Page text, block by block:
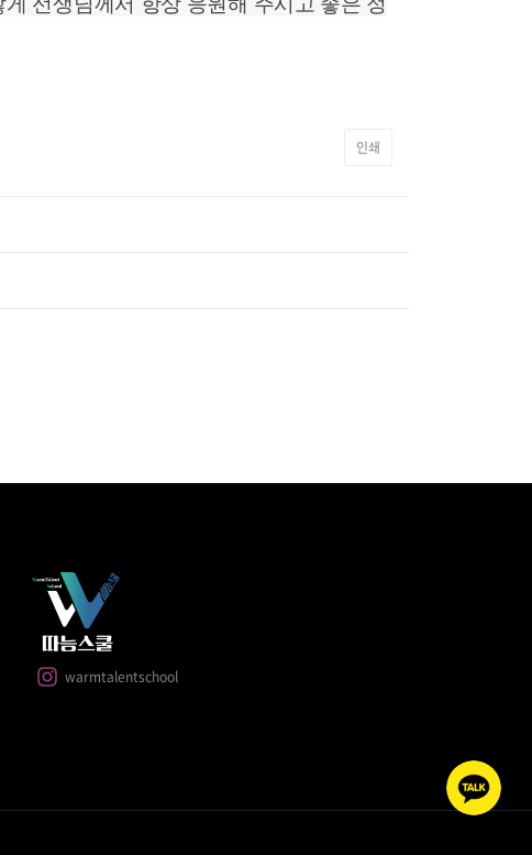
인쇄
warmtalentschool